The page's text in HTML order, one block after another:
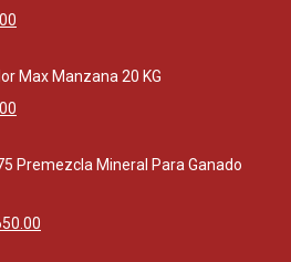
is:
Max Manzana 20 KG
is:
Premezcla Mineral Para Ganado